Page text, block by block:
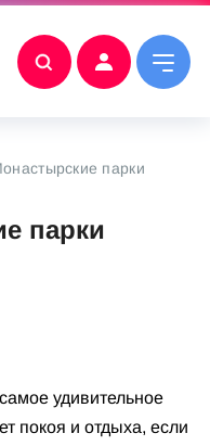
парки
парки
удивительное
покоя и отдыха, если